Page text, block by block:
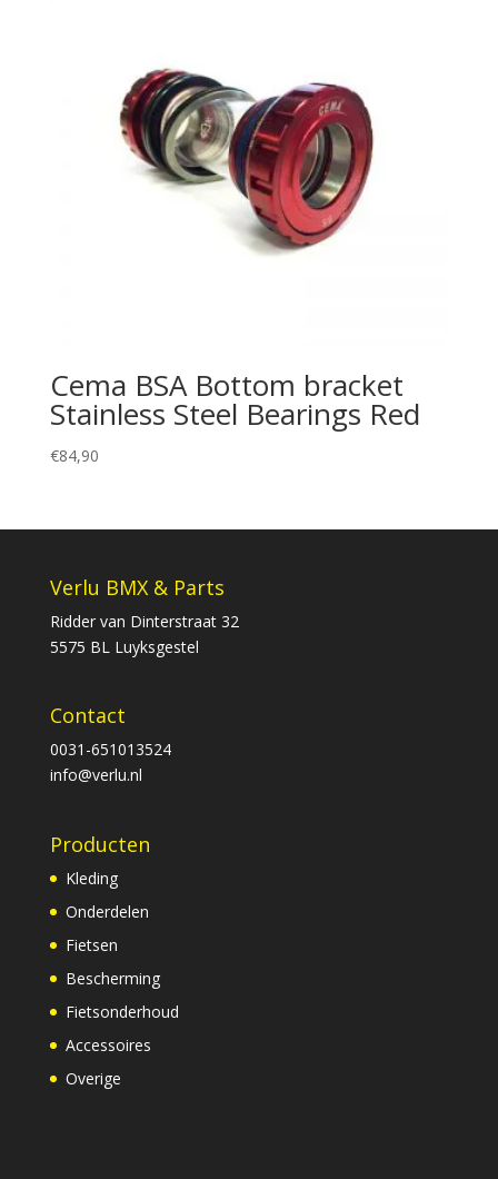
Cema BSA Bottom bracket
Stainless Steel Bearings Red
€84,90
Verlu BMX & Parts
Ridder van Dinterstraat 32
5575 BL Luyksgestel
Contact
0031-651013524
info@verlu.nl
Producten
Kleding
Onderdelen
Fietsen
Bescherming
Fietsonderhoud
Accessoires
Overige